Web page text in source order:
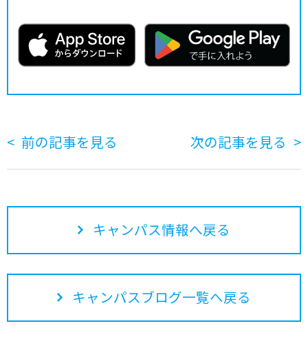
前の記事を見る 次の記事を見る
キャンパス情報へ戻る
キャンパスブログ一覧へ戻る